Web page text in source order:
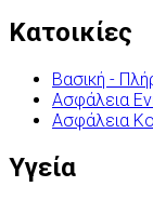
Κατοικίες
Βασική -
Ασφάλεια
Ασφάλεια
Υγεία